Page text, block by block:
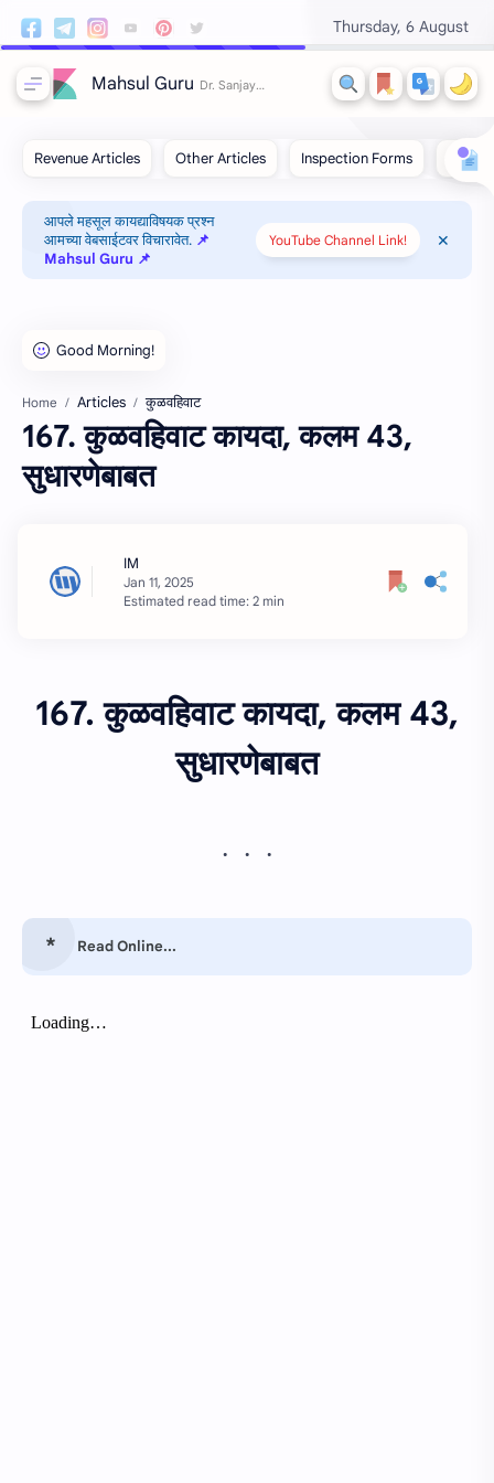
Thursday, 6 August
Mahsul Guru
आपले महसूल कायद्याविषयक प्रश्न
आमच्या वेबसाईटवर विचारावेत. 📌
Mahsul Guru 📌
YouTube Channel Link!
Home Articles कुळवहिवाट
167. कुळवहिवाट कायदा, कलम 43,
सुधारणेबाबत
Estimated read time: 2 min
167. कुळवहिवाट कायदा, कलम 43,
सुधारणेबाबत
Read Online...